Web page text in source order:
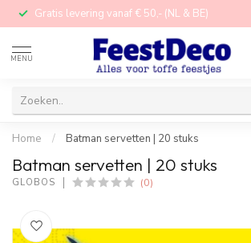
Gratis levering vanaf € 50,- (NL & BE)
MENU
Home / Batman servetten | 20 stuks
Batman servetten | 20 stuks
GLOBOS (0)